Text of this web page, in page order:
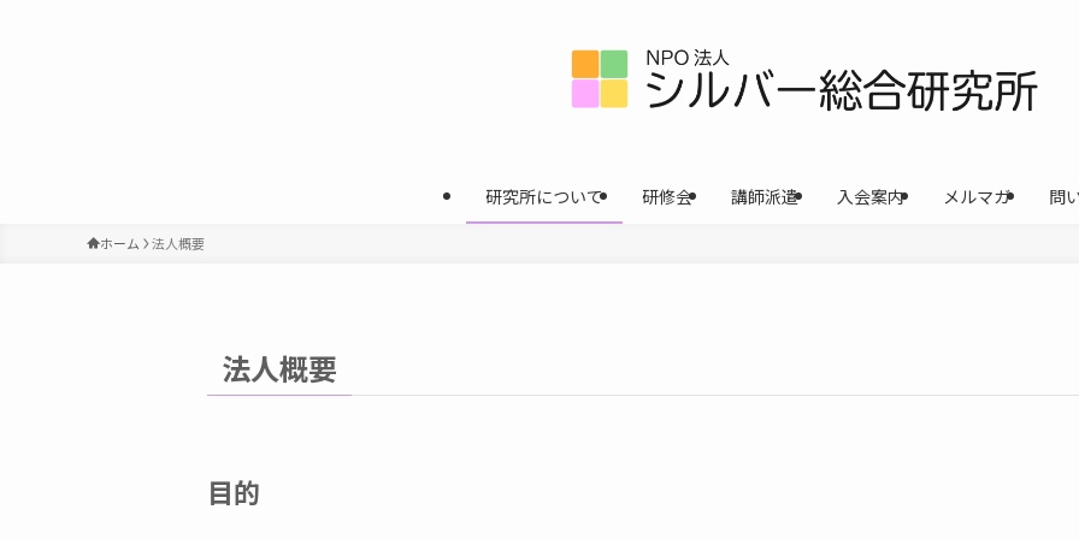
研究所について 研修会 講師派遣 入会案内 メルマガ 問
ホーム 法人概要
法人概要
目的